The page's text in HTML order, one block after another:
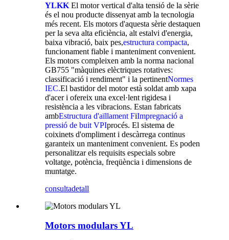
YLKK El motor vertical d'alta tensió de la sèrie
és el nou producte dissenyat amb la tecnologia
més recent. Els motors d'aquesta sèrie destaquen
per la seva alta eficiència, alt estalvi d'energia,
baixa vibració, baix pes,estructura compacta,
funcionament fiable i manteniment convenient.
Els motors compleixen amb la norma nacional
GB755 "màquines elèctriques rotatives:
classificació i rendiment" i la pertinentNormes
IEC.El bastidor del motor està soldat amb xapa
d'acer i ofereix una excel·lent rigidesa i
resistència a les vibracions. Estan fabricats
ambEstructura d'aïllament FiImpregnació a
pressió de buit VPIprocés. El sistema de
coixinets d'ompliment i descàrrega continus
garanteix un manteniment convenient. Es poden
personalitzar els requisits especials sobre
voltatge, potència, freqüència i dimensions de
muntatge.
consultadetall
Motors modulars YL